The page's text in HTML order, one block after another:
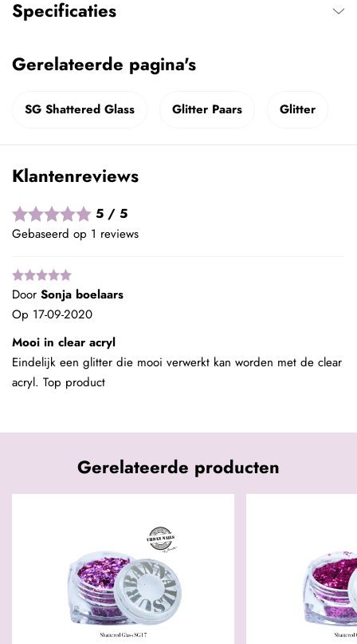
Specificaties
Gerelateerde pagina's
SG Shattered Glass Glitter Paars Glitter
Klantenreviews
5 / 5
Gebaseerd op 1 reviews
Door Sonja boelaars
Op 17-09-2020
Mooi in clear acryl
Eindelijk een glitter die mooi verwerkt kan worden met de clear
acryl. Top product
Gerelateerde producten